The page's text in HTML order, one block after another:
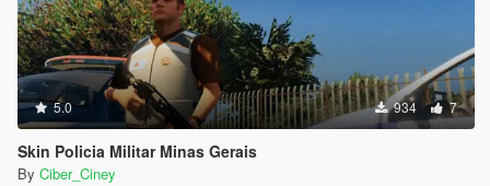
5.0 934 7
Skin Policia Militar Minas Gerais
By Ciber_Ciney